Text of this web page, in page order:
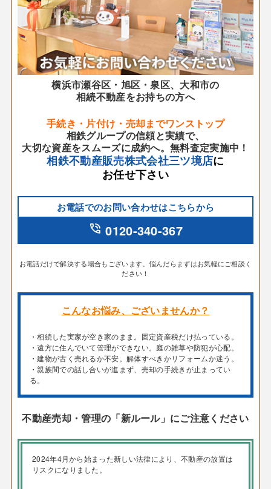
横浜市瀬谷区・旭区・泉区、大和市の
相続不動産をお持ちの方へ
手続き・片付け・売却までワンストップ
相鉄グループの信頼と実績で、
大切な資産をスムーズに成約へ。無料査定実施中！
相鉄不動産販売株式会社三ツ境店に
お任せ下さい
お電話でのお問い合わせはこちらから
phone_in_talk 0120-340-367
お電話だけで解決する場合もございます。悩んだらまずはお気軽にご相談く
ださい！
こんなお悩み、ございませんか？
・相続した実家が空き家のまま。固定資産税だけ払っている。
・遠方に住んでいて管理ができない。庭の雑草や防犯が心配。
・建物が古く売れるか不安。解体すべきかリフォームか迷う。
・親族間での話し合いが進まず、売却の手続きが止まってい
る。
不動産売却・管理の「新ルール」にご注意ください
2024年4月から始まった新しい法律により、不動産の放置は
リスクになりました。